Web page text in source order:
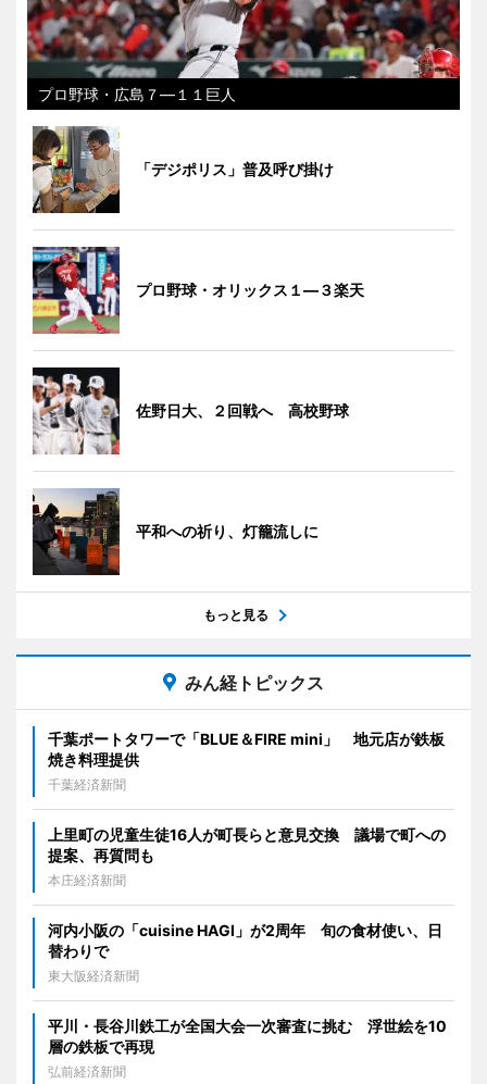
プロ野球・広島７―１１巨人
「デジポリス」普及呼び掛け
プロ野球・オリックス１―３楽天
佐野日大、２回戦へ 高校野球
平和への祈り、灯籠流しに
もっと見る
みん経トピックス
千葉ポートタワーで「BLUE＆FIRE mini」 地元店が鉄板
焼き料理提供
千葉経済新聞
上里町の児童生徒16人が町長らと意見交換 議場で町への
提案、再質問も
本庄経済新聞
河内小阪の「cuisine HAGI」が2周年 旬の食材使い、日
替わりで
東大阪経済新聞
平川・長谷川鉄工が全国大会一次審査に挑む 浮世絵を10
層の鉄板で再現
弘前経済新聞